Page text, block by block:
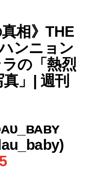
真相》THE
ンニョン
の「熱烈
」| 週刊